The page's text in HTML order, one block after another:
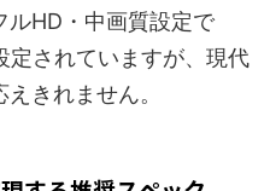
ルHD・中画質設定で
定されていますが、現代
きれません。